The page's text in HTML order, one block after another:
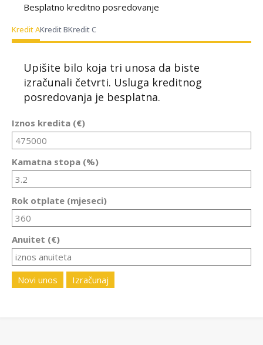
Besplatno kreditno posredovanje
Kredit AKredit BKredit C
Upišite bilo koja tri unosa da biste
izračunali četvrti. Usluga kreditnog
posredovanja je besplatna.
Iznos kredita (€)
Kamatna stopa (%)
Rok otplate (mjeseci)
Anuitet (€)
Novi unos Izračunaj